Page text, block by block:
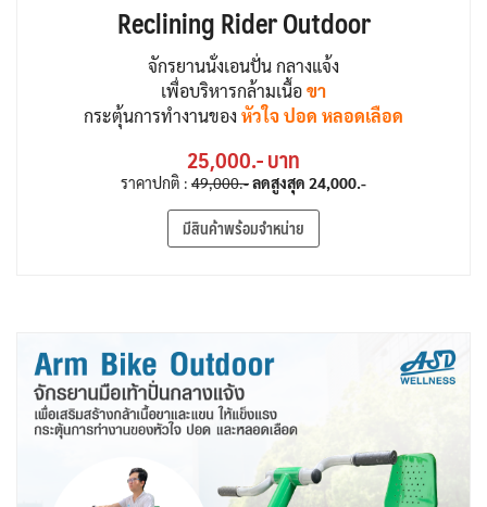
Reclining Rider Outdoor
จักรยานนั่งเอนปั่น กลางแจ้ง
เพื่อบริหารกล้ามเนื้อขา
กระตุ้นการทำงานของ หัวใจ ปอด หลอดเลือด
25,000.- บาท
ราคาปกติ : 49,000.-ลดสูงสุด 24,000.-
มีสินค้าพร้อมจำหน่าย